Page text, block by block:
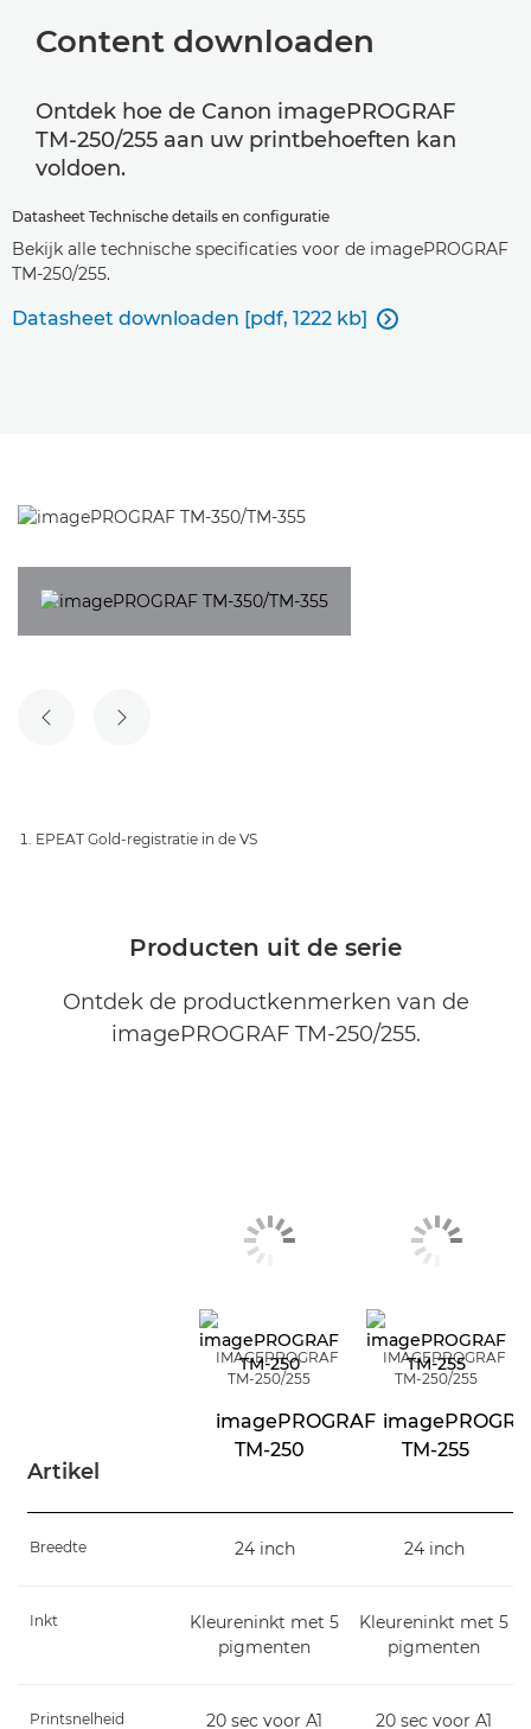
Content downloaden
Ontdek hoe de Canon imagePROGRAF
TM-250/255 aan uw printbehoeften kan
voldoen.
Datasheet Technische details en configuratie
Bekijk alle technische specificaties voor de imagePROGRAF
TM-250/255.
Datasheet downloaden [pdf, 1222 kb] 
VORIGE DIAVOLGENDE DIA
EPEAT Gold-registratie in de VS
Producten uit de serie
Ontdek de productkenmerken van de
imagePROGRAF TM-250/255.
Artikel
IMAGEPROGRAF
TM-250/255
imagePROGRAF
TM-250
IMAGEPROGRAF
TM-250/255
TM-255
Breedte 24 inch 24 inch
Inkt
Kleureninkt met 5
pigmenten
Kleureninkt met 5
pigmenten
Printsnelheid 20 sec voor A1 20 sec voor A1